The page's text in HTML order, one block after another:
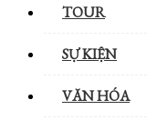
TOUR
SỰ KIỆN
VĂN HÓA